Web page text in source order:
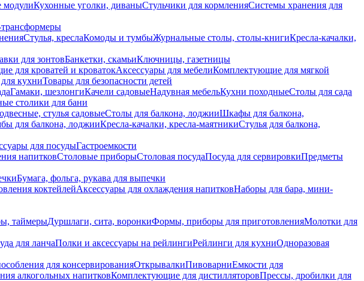
модулиКухонные уголки, диваныСтульчики для кормленияСистемы хранения для
Стулья, креслаКомоды и тумбыЖурнальные столы, столы-книгиКресла-качалки,
для зонтовБанкетки, скамьиКлючницы, газетницы
для кроватей и кроватокАксессуары для мебелиКомплектующие для мягкой
кухниТовары для безопасности детей
Гамаки, шезлонгиКачели садовыеНадувная мебельКухни походныеСтолы для сада
столики для бани
стулья садовыеСтолы для балкона, лоджииШкафы для балкона,
для балкона, лоджииКресла-качалки, кресла-маятникиСтулья для балкона,
для посудыГастроемкости
напитковСтоловые приборыСтоловая посудаПосуда для сервировкиПредметы
Бумага, фольга, рукава для выпечки
коктейлейАксессуары для охлаждения напитковНаборы для бара, мини-
таймерыДуршлаги, сита, воронкиФормы, приборы для приготовленияМолотки для
для ланчаПолки и аксессуары на рейлингиРейлинги для кухниОдноразовая
для консервированияОткрывалкиПивоварниЕмкости для
алкогольных напитковКомплектующие для дистилляторовПрессы, дробилки для